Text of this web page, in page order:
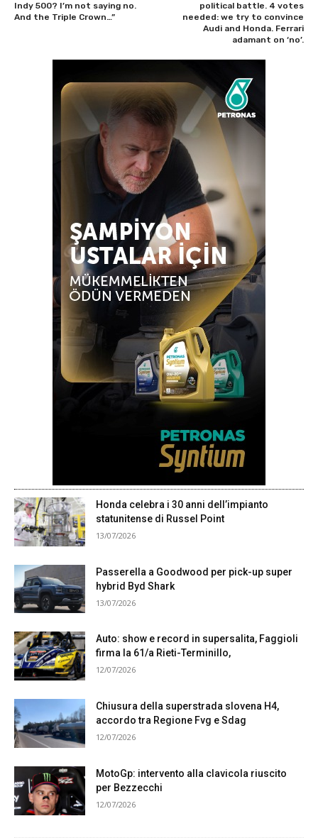
Indy 500? I’m not saying no.
And the Triple Crown…”
political battle. 4 votes
needed: we try to convince
Audi and Honda. Ferrari
adamant on ‘no’.
Honda celebra i 30 anni dell’impianto
statunitense di Russel Point
13/07/2026
Passerella a Goodwood per pick-up super
hybrid Byd Shark
13/07/2026
Auto: show e record in supersalita, Faggioli
firma la 61/a Rieti-Terminillo,
12/07/2026
Chiusura della superstrada slovena H4,
accordo tra Regione Fvg e Sdag
12/07/2026
MotoGp: intervento alla clavicola riuscito
per Bezzecchi
12/07/2026